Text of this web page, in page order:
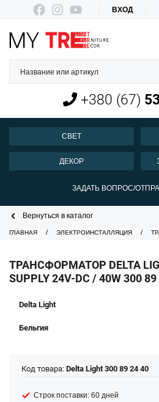
ВХОД
О нас
Оплата и доставка
Контакты
+380 (67)
+380 (67)
СВЕТ
ДЕКОР
ЗАДАТЬ ВОПРОС/
ГЛАВНАЯ ЭЛЕКТРОИНСТАЛЛЯЦИЯ
Вернуться в каталог
ТРАНСФОРМАТОР DELTA
SUPPLY 24V-DC / 40W 300
Delta Light
Бельгия
Код товара: Delta Light 300 89 24 40
Строк поставки: 60 дней